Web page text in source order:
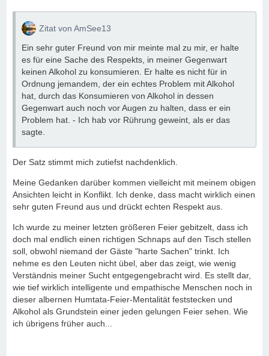
Zitat von AmSee13
Ein sehr guter Freund von mir meinte mal zu mir, er halte
es für eine Sache des Respekts, in meiner Gegenwart
keinen Alkohol zu konsumieren. Er halte es nicht für in
Ordnung jemandem, der ein echtes Problem mit Alkohol
hat, durch das Konsumieren von Alkohol in dessen
Gegenwart auch noch vor Augen zu halten, dass er ein
Problem hat. - Ich hab vor Rührung geweint, als er das
sagte.
Der Satz stimmt mich zutiefst nachdenklich.
Meine Gedanken darüber kommen vielleicht mit meinem obigen
Ansichten leicht in Konflikt. Ich denke, dass macht wirklich einen
sehr guten Freund aus und drückt echten Respekt aus.
Ich wurde zu meiner letzten größeren Feier gebitzelt, dass ich
doch mal endlich einen richtigen Schnaps auf den Tisch stellen
soll, obwohl niemand der Gäste "harte Sachen" trinkt. Ich
nehme es den Leuten nicht übel, aber das zeigt, wie wenig
Verständnis meiner Sucht entgegengebracht wird. Es stellt dar,
wie tief wirklich intelligente und empathische Menschen noch in
dieser albernen Humtata-Feier-Mentalität feststecken und
Alkohol als Grundstein einer jeden gelungen Feier sehen. Wie
ich übrigens früher auch...